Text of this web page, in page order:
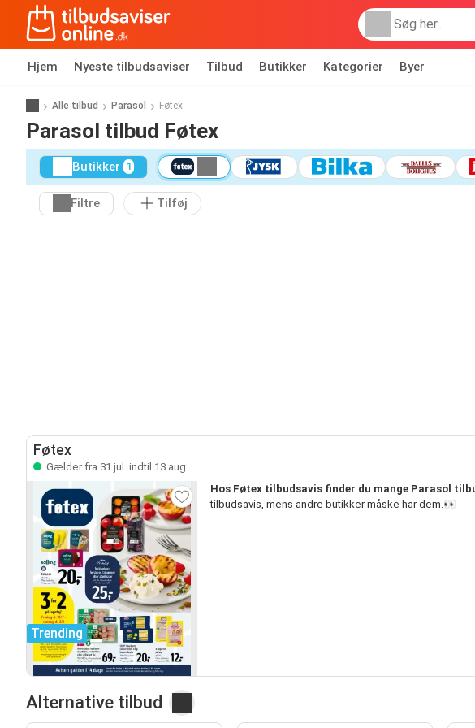
Hjem Nyeste tilbudsaviser Tilbud Butikker Kategorier Byer
Alle tilbud Parasol Føtex
Parasol tilbud Føtex
Butikker 1
Filtre Tilføj
Føtex
Gælder fra 31 jul. indtil 13 aug.
Trending
Hos Føtex tilbudsavis finder du mange Parasol
tilbudsavis, mens andre butikker måske har dem.👀
Alternative tilbud